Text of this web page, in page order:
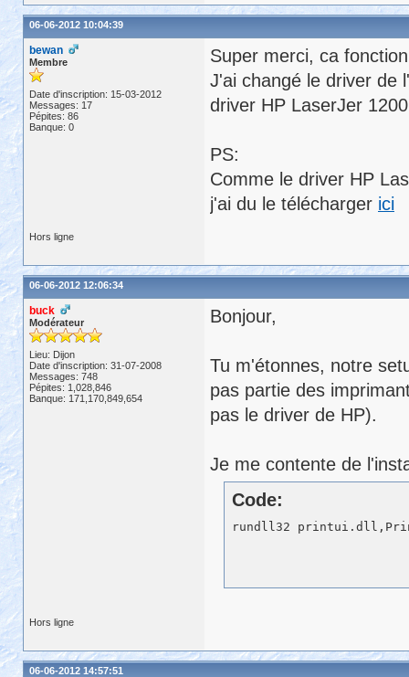
06-06-2012 10:04:39
bewan
Membre
Date d'inscription: 15-03-2012
Messages: 17
Pépites: 86
Banque: 0
Super merci, ca
J'ai changé le driver de
driver HP LaserJer
PS:
Comme le driver HP
j'ai du le télécharger ici
Hors ligne
06-06-2012 12:06:34
buck
Modérateur
Lieu: Dijon
Date d'inscription: 31-07-2008
Messages: 748
Pépites: 1,028,846
Banque: 171,170,849,654
Bonjour,
Tu m'étonnes, notre
pas partie des
pas le driver de HP).
Je me contente de
Code:
Hors ligne
06-06-2012 14:57:51